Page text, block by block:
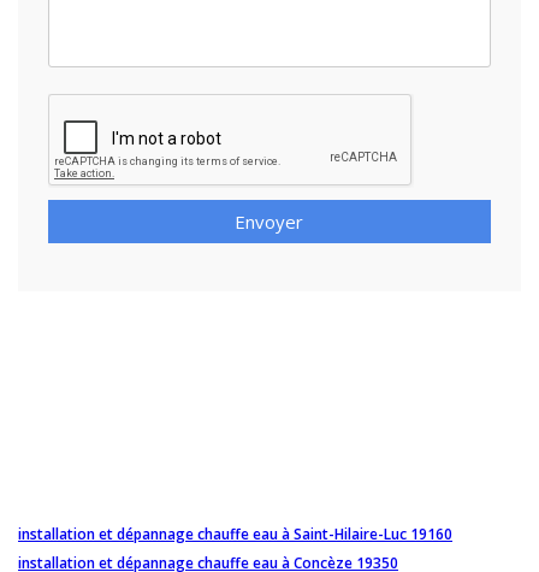
Envoyer
installation et dépannage chauffe eau à Saint-Hilaire-Luc 19160
installation et dépannage chauffe eau à Concèze 19350